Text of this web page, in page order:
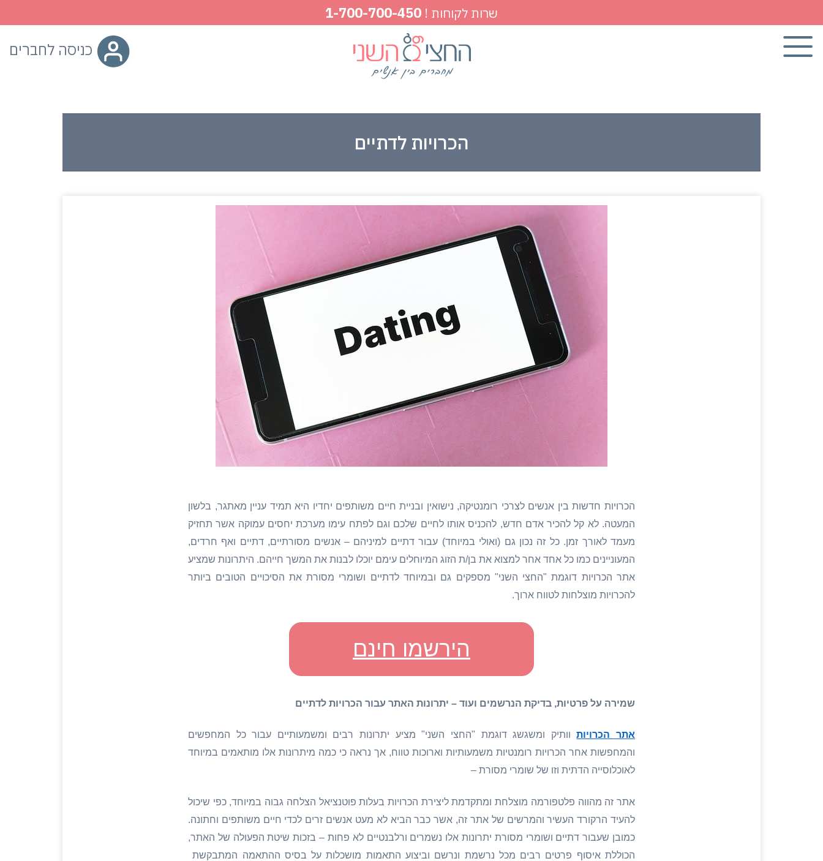
שרות לקוחות ! 1-700-700-450
הכרויות לדתיים
הכרויות חדשות בין אנשים לצרכי רומנטיקה, נישואין ובניית חיים משותפים יחדיו היא תמיד עניין מאתגר, בלשון
המעטה. לא קל להכיר אדם חדש, להכניס אותו לחיים שלכם וגם לפתח עימו מערכת יחסים עמוקה אשר תחזיק
מעמד לאורך זמן. כל זה נכון גם (ואולי במיוחד) עבור דתיים למיניהם – אנשים מסורתיים, דתיים ואף חרדים,
המעוניינים כמו כל אחד אחר למצוא את בן/ת הזוג המיוחלים עימם יוכלו לבנות את המשך חייהם. היתרונות שמציע
אתר הכרויות דוגמת "החצי השני" מספקים גם ובמיוחד לדתיים ושומרי מסורת את הסיכויים הטובים ביותר
להכרויות מוצלחות לטווח ארוך.
הירשמו חינם
שמירה על פרטיות, בדיקת הנרשמים ועוד – יתרונות האתר עבור הכרויות לדתיים
אתר הכרויותוותיק ומשגשג דוגמת "החצי השני" מציע יתרונות רבים ומשמעותיים עבור כל המחפשים
והמחפשות אחר הכרויות רומנטיות משמעותיות וארוכות טווח, אך נראה כי כמה מיתרונות אלו מותאמים במיוחד
לאוכלוסייה הדתית וזו של שומרי מסורת –
אתר זה מהווה פלטפורמה מוצלחת ומתקדמת ליצירת הכרויות בעלות פוטנציאל הצלחה גבוה במיוחד, כפי שיכול
להעיד הרקורד העשיר והמרשים של אתר זה, אשר כבר הביא לא מעט אנשים זרים לכדי חיים משותפים וחתונה.
כמובן שעבור דתיים ושומרי מסורת יתרונות אלו נשמרים ורלבנטיים לא פחות – בזכות שיטת הפעולה של האתר,
הכוללת איסוף פרטים רבים מכל נרשמת ונרשם וביצוע התאמות מושכלות על בסיס ההתאמה המתבקשת